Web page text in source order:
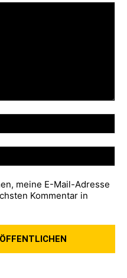
meine E-Mail-Adresse
Kommentar in